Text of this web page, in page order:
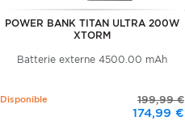
POWER BANK TITAN ULTRA 200W
XTORM
Batterie externe 4500.00 mAh
Disponible 199,99 €
174,99 €